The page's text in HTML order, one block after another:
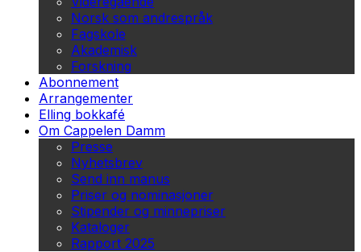
Norsk som andrespråk
Fagskole
Akademisk
Forskning
Abonnement
Arrangementer
Elling bokkafé
Om Cappelen Damm
Presse
Nyhetsbrev
Send inn manus
Priser og nominasjoner
Stipender og minnepriser
Kataloger
Rapport 2025